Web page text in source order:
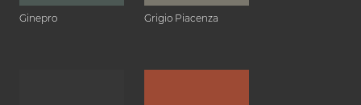
Ginepro Grigio Piacenza